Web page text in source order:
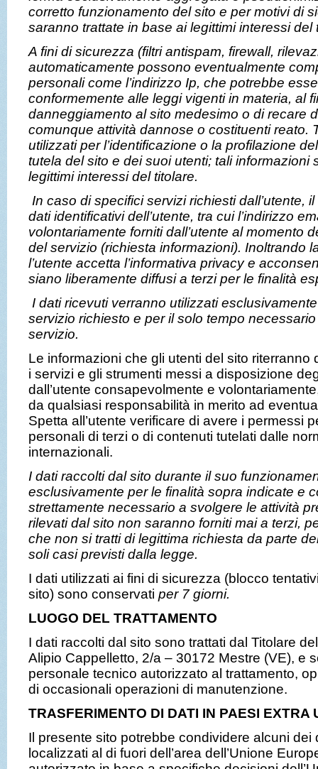
corretto funzionamento del sito e per motivi di
saranno trattate in base ai legittimi interessi del
A fini di sicurezza (filtri antispam, firewall,
automaticamente possono eventualmente
personali come l’indirizzo Ip, che potrebbe
conformemente alle leggi vigenti in materia, al
danneggiamento al sito medesimo o di recare
comunque attività dannose o costituenti reato.
utilizzati per l’identificazione o la profilazione
tutela del sito e dei suoi utenti; tali informazioni
legittimi interessi del titolare.
In caso di specifici servizi richiesti dall’utente,
dati identificativi dell’utente, tra cui l’indirizzo
volontariamente forniti dall’utente al momento
del servizio (richiesta informazioni). Inoltrando
l’utente accetta l’informativa privacy e
siano liberamente diffusi a terzi per le finalità
I dati ricevuti verranno utilizzati
servizio richiesto e per il solo tempo
servizio.
Le informazioni che gli utenti del sito riterranno
i servizi e gli strumenti messi a disposizione
dall’utente consapevolmente e
da qualsiasi responsabilità in merito ad
Spetta all’utente verificare di avere i permessi
personali di terzi o di contenuti tutelati dalle
internazionali.
I dati raccolti dal sito durante il suo
esclusivamente per le finalità sopra indicate e
strettamente necessario a svolgere le attività
rilevati dal sito non saranno forniti mai a terzi,
che non si tratti di legittima richiesta da parte
soli casi previsti dalla legge.
I dati utilizzati ai fini di sicurezza (blocco
sito) sono conservati per 7 giorni.
LUOGO DEL TRATTAMENTO
I dati raccolti dal sito sono trattati dal Titolare
Alipio Cappelletto, 2/a – 30172 Mestre (VE), e
personale tecnico autorizzato al trattamento,
di occasionali operazioni di manutenzione.
TRASFERIMENTO DI DATI IN PAESI EXTRA
Il presente sito potrebbe condividere alcuni dei
localizzati al di fuori dell’area dell’Unione